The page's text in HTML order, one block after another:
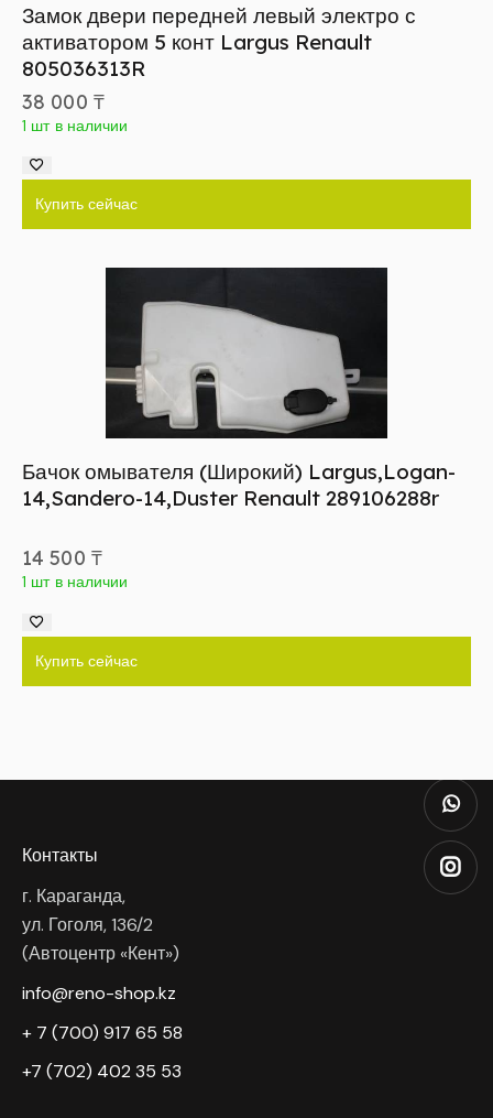
Замок двери передней левый электро с
активатором 5 конт Largus Renault
805036313R
38 000 ₸
1 шт в наличии
Купить сейчас
Бачок омывателя (Широкий) Largus,Logan-
14,Sandero-14,Duster Renault 289106288r
14 500 ₸
1 шт в наличии
Купить сейчас
Контакты
г. Караганда,
ул. Гоголя, 136/2
(Автоцентр «Кент»)
info@reno-shop.kz
+ 7 (700) 917 65 58
+7 (702) 402 35 53